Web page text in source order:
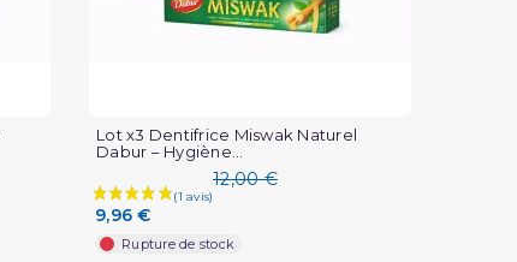
Lot x3 Dentifrice Miswak Naturel
Dabur – Hygiène...
12,00 €
9,96 €
Rupture de stock